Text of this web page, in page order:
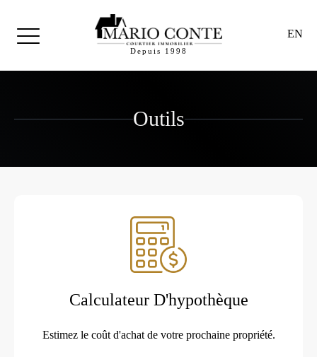
Depuis 1998
EN
Outils
Calculateur D'hypothèque
Estimez le coût d'achat de votre prochaine propriété.